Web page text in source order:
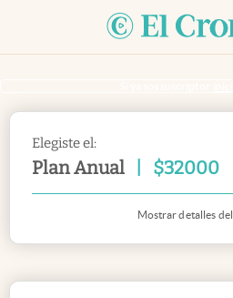
Elegiste el:
Plan Anual $32000
Mostrar detalles